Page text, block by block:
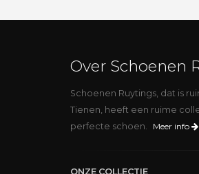
Over Schoenen
Schoenen Ruytings, dat is
Tienen, heeft een ruime
perfecte schoen.
Meer info
ONZE COLLECTIE